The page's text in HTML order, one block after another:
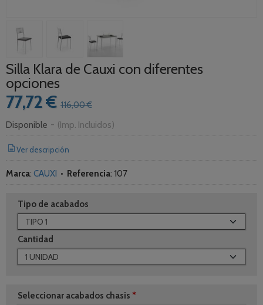
Silla Klara de Cauxi con diferentes
opciones
77,72 € 116,00 €
Disponible - (Imp. Incluidos)
Ver descripción
Marca: CAUXI • Referencia: 107
Tipo de acabados
Cantidad
Seleccionar acabados chasis *